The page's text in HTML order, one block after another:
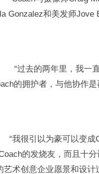
Gonzalez和美发师Jove
去的两年里，我一直有
的拥护者，与他协作
很引以为豪可以变成
的发烧友，而且十
艺术创意企业愿景和设计